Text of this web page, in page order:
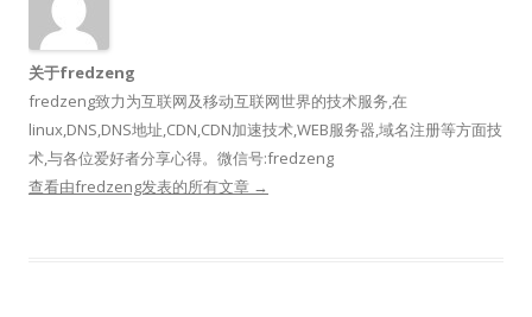
关于fredzeng
fredzeng致力为互联网及移动互联网世界的技术服务,在
linux,DNS,DNS地址,CDN,CDN加速技术,WEB服务器,域名注册等方面技
术,与各位爱好者分享心得。微信号:fredzeng
查看由fredzeng发表的所有文章 →